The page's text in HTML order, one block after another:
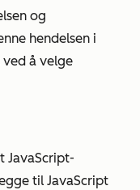
og
hendelsen i
å velge
JavaScript-
til JavaScript